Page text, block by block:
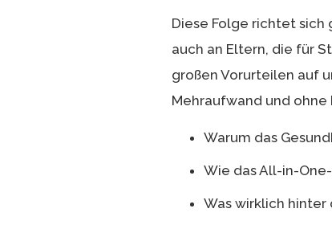
Diese Folge richtet sich
auch an Eltern, die für
großen Vorurteilen auf
Mehraufwand und
Warum das
Wie das All-in-
Was wirklich hinter